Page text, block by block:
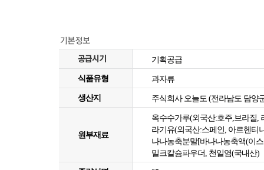
공급시기 기획공급
식품유형 과자류
생산지 주식회사 오늘도 (​전라남도 담양
원부재료
옥수수가루(외국산:호주,브라질,
라기유(외국산:스페인, 아르헨티
나나농축분말[바나나농축액(이
밀크칼슘파우더, 천일염(국내산)